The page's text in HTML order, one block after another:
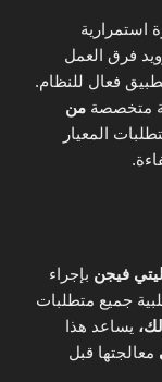
استمرارية
فرق العمل
فعال للنظام.
متخصصة من
المعيار
فيجن بإجراء
جميع متطلبات
يساعد هذا
معالجتها قبل